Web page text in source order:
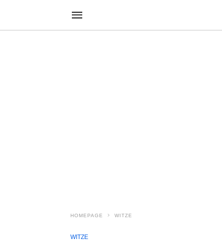
HOMEPAGE WITZE
WITZE